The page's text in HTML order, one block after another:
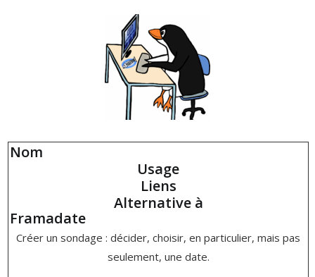
Nom
Usage
Liens
Alternative à
Framadate
Créer un sondage : décider, choisir, en particulier, mais pas
seulement, une date.